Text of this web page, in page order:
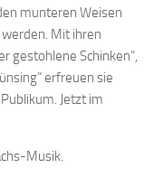
munteren Weisen
Mit ihren
gestohlene Schinken“,
erfreuen sie
Jetzt im
Musik.